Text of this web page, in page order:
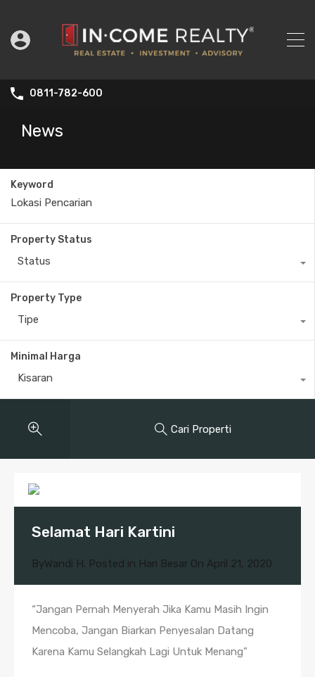
0811-782-600
News
Keyword
Property Status
Status
Property Type
Tipe
Minimal Harga
Kisaran
Cari Properti
Selamat Hari Kartini
ByWandi H. Posted in Hari Besar On April 21, 2020
“Jangan Pernah Menyerah Jika Kamu Masih Ingin
Mencoba, Jangan Biarkan Penyesalan Datang
Karena Kamu Selangkah Lagi Untuk Menang”